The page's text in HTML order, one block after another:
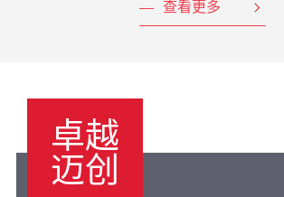
查看更多
卓越
迈创